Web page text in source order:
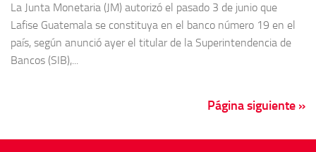
La Junta Monetaria (JM) autorizó el pasado 3 de junio que
Lafise Guatemala se constituya en el banco número 19 en el
país, según anunció ayer el titular de la Superintendencia de
Bancos (SIB),...
Página siguiente »